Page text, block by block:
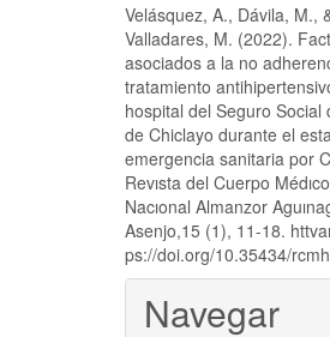
Velásquez, A., Dávila, M.,
Valladares, M. (2022).
asociados a la no
tratamiento
hospital del Seguro Social
de Chiclayo durante el
emergencia sanitaria por
Revısta del Cuerpo
Nacıonal Almanzor
Asenjo,15 (1), 11-18.
ps://doi.org/10.35434/
Navegar